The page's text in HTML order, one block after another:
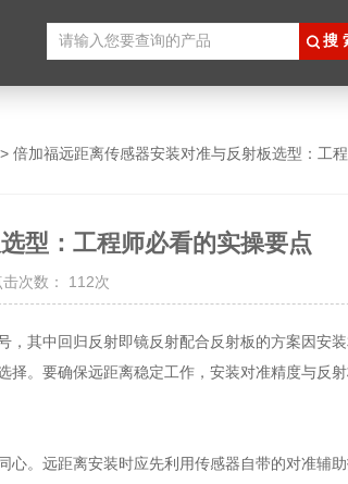
> 倍加福远距离传感器安装对准与反射板选型：工程师必
型：工程师必看的实操要点
次数： 112次
其中回归反射即镜反射配合反射板的方案因安
。要确保远距离稳定工作，安装对准精度与反
。远距离安装时应先利用传感器自带的对准辅